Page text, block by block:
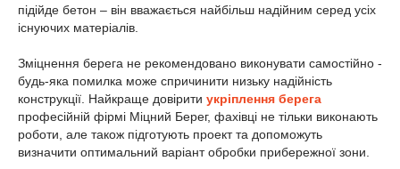
підійде бетон – він вважається найбільш надійним серед усіх
існуючих матеріалів.
Зміцнення берега не рекомендовано виконувати самостійно -
будь-яка помилка може спричинити низьку надійність
конструкції. Найкраще довірити укріплення берега
професійній фірмі Міцний Берег, фахівці не тільки виконають
роботи, але також підготують проект та допоможуть
визначити оптимальний варіант обробки прибережної зони.